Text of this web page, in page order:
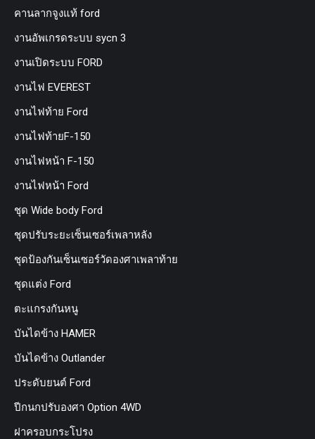
คานลากจูงแท้ ford
งานอัพเกรดระบบ sycn 3
งานเปิดระบบ FORD
งานไฟ EVEREST
งานไฟท้าย Ford
งานไฟท้ายF-150
งานไฟหน้า F-150
งานไฟหน้า Ford
ชุด Wide body Ford
ชุดปรับระยะเซ็นเซอร์เพลาหลัง
ชุดป้องกันเซ็นเซอร์วัดองศาเพลาท้าย
ชุดแต่ง Ford
ตะแกรงกันหนู
บันไดข้าง HAMER
บันไดข้าง Outlander
ประดับยนต์ Ford
ปีกนกปรับองศา Option 4WD
ฝาครอบกระโปรง